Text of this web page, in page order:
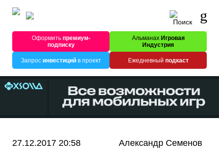
Оформитьпремиум-
подписку
Альманах Игровая
Индустрия
Запрос инвестицийв проект Ежедневный подкаст
27.12.2017 20:58 Александр Семенов